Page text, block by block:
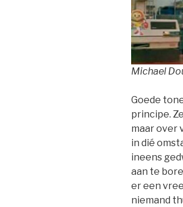
Michael
Goede
principe.
maar over
in dié
ineens
aan te
er een
niemand